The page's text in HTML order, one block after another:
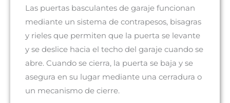
Las puertas basculantes de garaje funcionan
mediante un sistema de contrapesos, bisagras
y rieles que permiten que la puerta se levante
y se deslice hacia el techo del garaje cuando se
abre. Cuando se cierra, la puerta se baja y se
asegura en su lugar mediante una cerradura o
un mecanismo de cierre.